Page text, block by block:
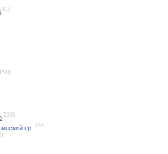
910
1566
2326
пр. 161